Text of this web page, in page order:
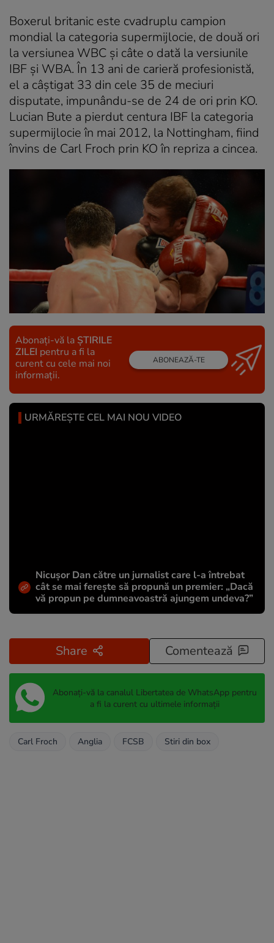
Boxerul britanic este cvadruplu campion
mondial la categoria supermijlocie, de două ori
la versiunea WBC şi câte o dată la versiunile
IBF şi WBA. În 13 ani de carieră profesionistă,
el a câştigat 33 din cele 35 de meciuri
disputate, impunându-se de 24 de ori prin KO.
Lucian Bute a pierdut centura IBF la categoria
supermijlocie în mai 2012, la Nottingham, fiind
învins de Carl Froch prin KO în repriza a cincea.
Abonați-vă la ȘTIRILE
ZILEI pentru a fi la
curent cu cele mai noi
informații.
ABONEAZĂ-TE
URMĂREȘTE CEL MAI NOU VIDEO
Nicușor Dan către un jurnalist care l-a întrebat
cât se mai ferește să propună un premier: „Dacă
vă propun pe dumneavoastră ajungem undeva?”
Share Comentează
Abonați-vă la canalul Libertatea de WhatsApp pentru
a fi la curent cu ultimele informații
Carl Froch Anglia FCSB Stiri din box